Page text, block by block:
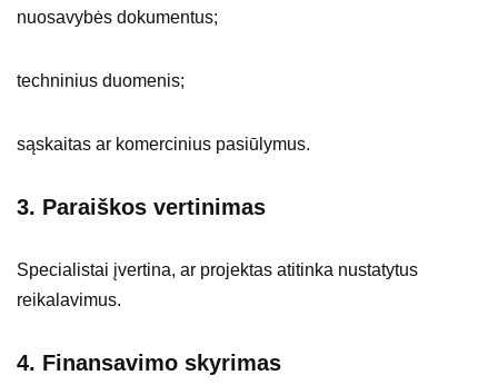
nuosavybės dokumentus;
techninius duomenis;
sąskaitas ar komercinius pasiūlymus.
3. Paraiškos vertinimas
Specialistai įvertina, ar projektas atitinka nustatytus
reikalavimus.
4. Finansavimo skyrimas